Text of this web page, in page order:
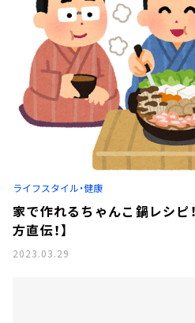
ライフスタイル・健康
家で作れるちゃんこ鍋レシピ
方直伝！】
2023.03.29